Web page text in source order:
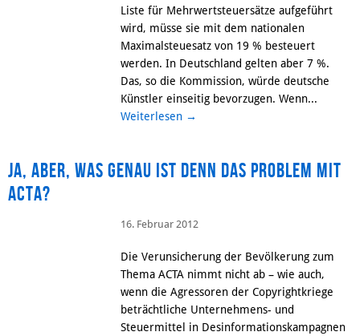
Liste für Mehrwertsteuersätze aufgeführt
wird, müsse sie mit dem nationalen
Maximalsteuesatz von 19 % besteuert
werden. In Deutschland gelten aber 7 %.
Das, so die Kommission, würde deutsche
Künstler einseitig bevorzugen. Wenn...
Weiterlesen →
Ja, aber, was genau ist denn das Problem mit
ACTA?
16. Februar 2012
Die Verunsicherung der Bevölkerung zum
Thema ACTA nimmt nicht ab – wie auch,
wenn die Agressoren der Copyrightkriege
beträchtliche Unternehmens- und
Steuermittel in Desinformationskampagnen